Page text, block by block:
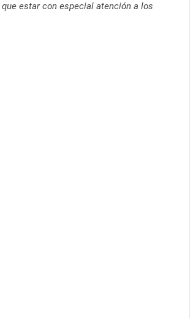
estar con especial atención a los